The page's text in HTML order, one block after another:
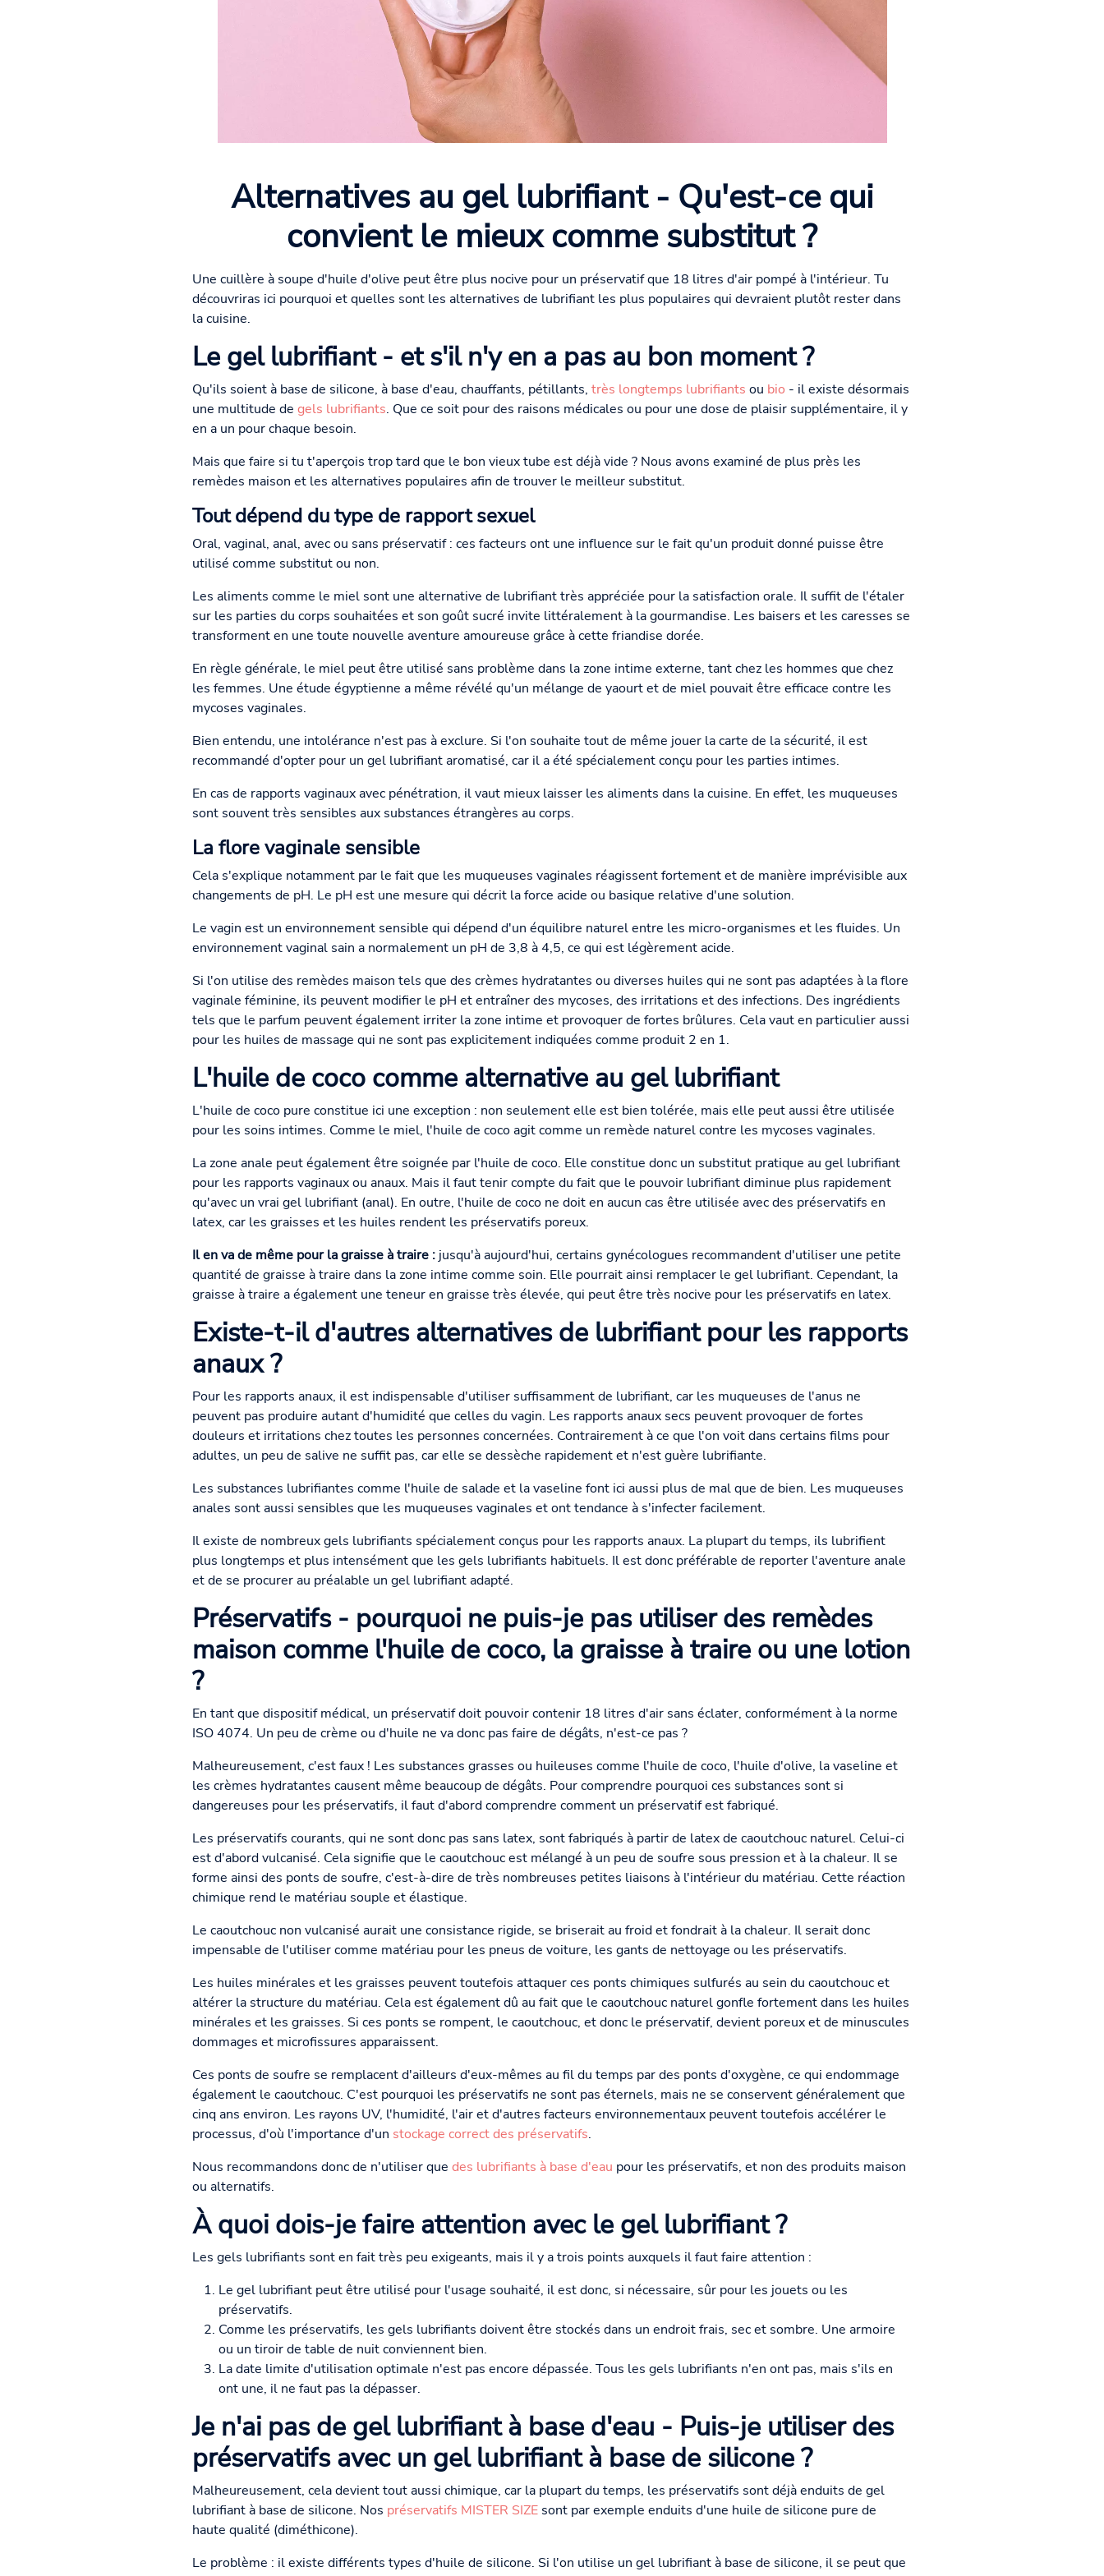
Alternatives au gel lubrifiant - Qu'est-ce qui
convient le mieux comme substitut ?
Une cuillère à soupe d'huile d'olive peut être plus nocive pour un préservatif que 18 litres d'air pompé à l'intérieur. Tu
découvriras ici pourquoi et quelles sont les alternatives de lubrifiant les plus populaires qui devraient plutôt rester dans
la cuisine.
Le gel lubrifiant - et s'il n'y en a pas au bon moment ?
Qu'ils soient à base de silicone, à base d'eau, chauffants, pétillants, très longtemps lubrifiants ou bio - il existe désormais
une multitude de gels lubrifiants. Que ce soit pour des raisons médicales ou pour une dose de plaisir supplémentaire, il y
en a un pour chaque besoin.
Mais que faire si tu t'aperçois trop tard que le bon vieux tube est déjà vide ? Nous avons examiné de plus près les
remèdes maison et les alternatives populaires afin de trouver le meilleur substitut.
Tout dépend du type de rapport sexuel
Oral, vaginal, anal, avec ou sans préservatif : ces facteurs ont une influence sur le fait qu'un produit donné puisse être
utilisé comme substitut ou non.
Les aliments comme le miel sont une alternative de lubrifiant très appréciée pour la satisfaction orale. Il suffit de l'étaler
sur les parties du corps souhaitées et son goût sucré invite littéralement à la gourmandise. Les baisers et les caresses se
transforment en une toute nouvelle aventure amoureuse grâce à cette friandise dorée.
En règle générale, le miel peut être utilisé sans problème dans la zone intime externe, tant chez les hommes que chez
les femmes. Une étude égyptienne a même révélé qu'un mélange de yaourt et de miel pouvait être efficace contre les
mycoses vaginales.
Bien entendu, une intolérance n'est pas à exclure. Si l'on souhaite tout de même jouer la carte de la sécurité, il est
recommandé d'opter pour un gel lubrifiant aromatisé, car il a été spécialement conçu pour les parties intimes.
En cas de rapports vaginaux avec pénétration, il vaut mieux laisser les aliments dans la cuisine. En effet, les muqueuses
sont souvent très sensibles aux substances étrangères au corps.
La flore vaginale sensible
Cela s'explique notamment par le fait que les muqueuses vaginales réagissent fortement et de manière imprévisible aux
changements de pH. Le pH est une mesure qui décrit la force acide ou basique relative d'une solution.
Le vagin est un environnement sensible qui dépend d'un équilibre naturel entre les micro-organismes et les fluides. Un
environnement vaginal sain a normalement un pH de 3,8 à 4,5, ce qui est légèrement acide.
Si l'on utilise des remèdes maison tels que des crèmes hydratantes ou diverses huiles qui ne sont pas adaptées à la flore
vaginale féminine, ils peuvent modifier le pH et entraîner des mycoses, des irritations et des infections. Des ingrédients
tels que le parfum peuvent également irriter la zone intime et provoquer de fortes brûlures. Cela vaut en particulier aussi
pour les huiles de massage qui ne sont pas explicitement indiquées comme produit 2 en 1.
L'huile de coco comme alternative au gel lubrifiant
L'huile de coco pure constitue ici une exception : non seulement elle est bien tolérée, mais elle peut aussi être utilisée
pour les soins intimes. Comme le miel, l'huile de coco agit comme un remède naturel contre les mycoses vaginales.
La zone anale peut également être soignée par l'huile de coco. Elle constitue donc un substitut pratique au gel lubrifiant
pour les rapports vaginaux ou anaux. Mais il faut tenir compte du fait que le pouvoir lubrifiant diminue plus rapidement
qu'avec un vrai gel lubrifiant (anal). En outre, l'huile de coco ne doit en aucun cas être utilisée avec des préservatifs en
latex, car les graisses et les huiles rendent les préservatifs poreux.
Il en va de même pour la graisse à traire :jusqu'à aujourd'hui, certains gynécologues recommandent d'utiliser une petite
quantité de graisse à traire dans la zone intime comme soin. Elle pourrait ainsi remplacer le gel lubrifiant. Cependant, la
graisse à traire a également une teneur en graisse très élevée, qui peut être très nocive pour les préservatifs en latex.
Existe-t-il d'autres alternatives de lubrifiant pour les rapports
anaux ?
Pour les rapports anaux, il est indispensable d'utiliser suffisamment de lubrifiant, car les muqueuses de l'anus ne
peuvent pas produire autant d'humidité que celles du vagin. Les rapports anaux secs peuvent provoquer de fortes
douleurs et irritations chez toutes les personnes concernées. Contrairement à ce que l'on voit dans certains films pour
adultes, un peu de salive ne suffit pas, car elle se dessèche rapidement et n'est guère lubrifiante.
Les substances lubrifiantes comme l'huile de salade et la vaseline font ici aussi plus de mal que de bien. Les muqueuses
anales sont aussi sensibles que les muqueuses vaginales et ont tendance à s'infecter facilement.
Il existe de nombreux gels lubrifiants spécialement conçus pour les rapports anaux. La plupart du temps, ils lubrifient
plus longtemps et plus intensément que les gels lubrifiants habituels. Il est donc préférable de reporter l'aventure anale
et de se procurer au préalable un gel lubrifiant adapté.
Préservatifs - pourquoi ne puis-je pas utiliser des remèdes
maison comme l'huile de coco, la graisse à traire ou une lotion
?
En tant que dispositif médical, un préservatif doit pouvoir contenir 18 litres d'air sans éclater, conformément à la norme
ISO 4074. Un peu de crème ou d'huile ne va donc pas faire de dégâts, n'est-ce pas ?
Malheureusement, c'est faux ! Les substances grasses ou huileuses comme l'huile de coco, l'huile d'olive, la vaseline et
les crèmes hydratantes causent même beaucoup de dégâts. Pour comprendre pourquoi ces substances sont si
dangereuses pour les préservatifs, il faut d'abord comprendre comment un préservatif est fabriqué.
Les préservatifs courants, qui ne sont donc pas sans latex, sont fabriqués à partir de latex de caoutchouc naturel. Celui-ci
est d'abord vulcanisé. Cela signifie que le caoutchouc est mélangé à un peu de soufre sous pression et à la chaleur. Il se
forme ainsi des ponts de soufre, c'est-à-dire de très nombreuses petites liaisons à l'intérieur du matériau. Cette réaction
chimique rend le matériau souple et élastique.
Le caoutchouc non vulcanisé aurait une consistance rigide, se briserait au froid et fondrait à la chaleur. Il serait donc
impensable de l'utiliser comme matériau pour les pneus de voiture, les gants de nettoyage ou les préservatifs.
Les huiles minérales et les graisses peuvent toutefois attaquer ces ponts chimiques sulfurés au sein du caoutchouc et
altérer la structure du matériau. Cela est également dû au fait que le caoutchouc naturel gonfle fortement dans les huiles
minérales et les graisses. Si ces ponts se rompent, le caoutchouc, et donc le préservatif, devient poreux et de minuscules
dommages et microfissures apparaissent.
Ces ponts de soufre se remplacent d'ailleurs d'eux-mêmes au fil du temps par des ponts d'oxygène, ce qui endommage
également le caoutchouc. C'est pourquoi les préservatifs ne sont pas éternels, mais ne se conservent généralement que
cinq ans environ. Les rayons UV, l'humidité, l'air et d'autres facteurs environnementaux peuvent toutefois accélérer le
processus, d'où l'importance d'un stockage correct des préservatifs.
Nous recommandons donc de n'utiliser que des lubrifiants à base d'eau pour les préservatifs, et non des produits maison
ou alternatifs.
À quoi dois-je faire attention avec le gel lubrifiant ?
Les gels lubrifiants sont en fait très peu exigeants, mais il y a trois points auxquels il faut faire attention :
Le gel lubrifiant peut être utilisé pour l'usage souhaité, il est donc, si nécessaire, sûr pour les jouets ou les
préservatifs.
Comme les préservatifs, les gels lubrifiants doivent être stockés dans un endroit frais, sec et sombre. Une armoire
ou un tiroir de table de nuit conviennent bien.
La date limite d'utilisation optimale n'est pas encore dépassée. Tous les gels lubrifiants n'en ont pas, mais s'ils en
ont une, il ne faut pas la dépasser.
Je n'ai pas de gel lubrifiant à base d'eau - Puis-je utiliser des
préservatifs avec un gel lubrifiant à base de silicone ?
Malheureusement, cela devient tout aussi chimique, car la plupart du temps, les préservatifs sont déjà enduits de gel
lubrifiant à base de silicone. Nos préservatifs MISTER SIZEsont par exemple enduits d'une huile de silicone pure de
haute qualité (diméthicone).
Le problème : il existe différents types d'huile de silicone. Si l'on utilise un gel lubrifiant à base de silicone, il se peut que